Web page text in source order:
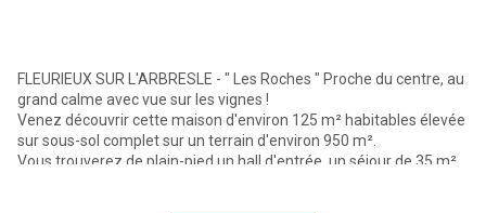
FLEURIEUX SUR L'ARBRESLE - " Les Roches " Proche du centre, au
grand calme avec vue sur les vignes !
Venez découvrir cette maison d'environ 125 m² habitables élevée
sur sous-sol complet sur un terrain d'environ 950 m².
Vous trouverez de plain-pied un hall d'entrée, un séjour de 35 m²